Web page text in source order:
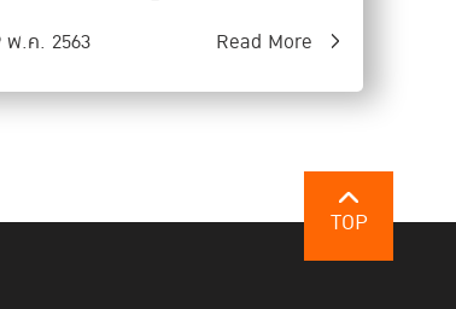
น
ำ
ร้า
พ.ค. 2563 Read More
TOP